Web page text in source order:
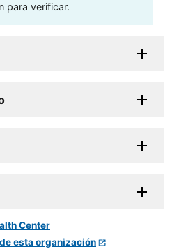
para verificar.
esta organización